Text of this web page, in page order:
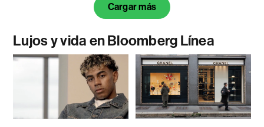
Cargar más
Lujos y vida en Bloomberg Línea